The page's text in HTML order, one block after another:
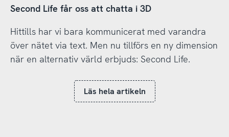
Second Life får oss att chatta i 3D
Hittills har vi bara kommunicerat med varandra
över nätet via text. Men nu tillförs en ny dimension
när en alternativ värld erbjuds: Second Life.
Läs hela artikeln